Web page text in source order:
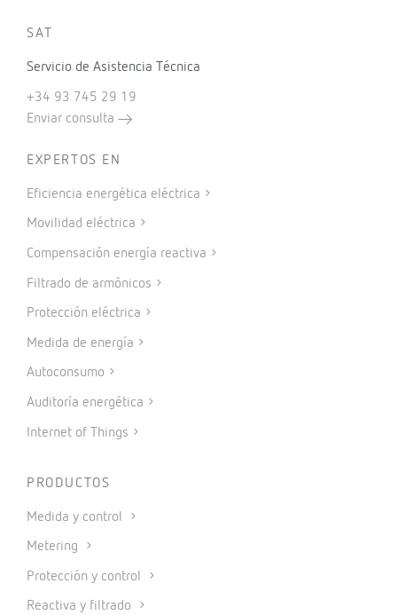
SAT
Servicio de Asistencia Técnica
+34 93 745 29 19
Enviar consulta
EXPERTOS EN
Eficiencia energética eléctrica
Movilidad eléctrica
Compensación energía reactiva
Filtrado de armónicos
Protección eléctrica
Medida de energía
Autoconsumo
Auditoría energética
Internet of Things
PRODUCTOS
Medida y control
Metering
Protección y control
Reactiva y filtrado